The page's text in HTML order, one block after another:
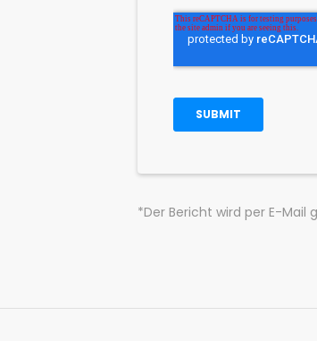
*Der Bericht wird per E-Mail